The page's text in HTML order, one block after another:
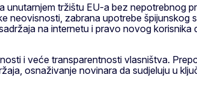
unutarnjem tržištu EU-a bez nepotrebnog
neovisnosti, zabrana upotrebe špijunskog
na internetu i pravo novog korisnika
i veće transparentnosti vlasništva.
osnaživanje novinara da sudjeluju u